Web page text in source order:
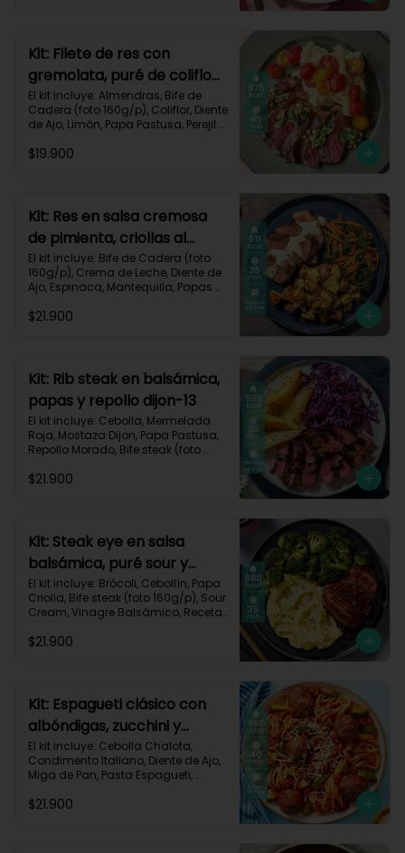
Proteínas 29g
Kit: Filete de res con
gremolata, puré de coliflor
y cherrys-71
El kit incluye: Almendras, Bife de
Cadera (foto 160g/p), Coliflor, Diente
de Ajo, Limón, Papa Pastusa, Perejil
Cherry, Receta Impresa.
$19.900
Kit: Res en salsa cremosa
de pimienta, criollas al
romero y verduras-105
El kit incluye: Bife de Cadera (foto
160g/p), Crema de Leche, Diente de
Ajo, Espinaca, Mantequilla, Papas
Fresco, Zanahoria, Receta Impresa.
$21.900
Kit: Rib steak en balsámica,
papas y repollo dijon-13
El kit incluye: Cebolla, Mermelada
Roja, Mostaza Dijon, Papa Pastusa,
Repollo Morado, Bife steak (foto
Balsámico, Vinagre de Vino Blanco,
Grasas 47g | Proteínas 36g
$21.900
Kit: Steak eye en salsa
balsámica, puré sour y
brócoli-15
El kit incluye: Brócoli, Cebollín, Papa
Criolla, Bife steak (foto 160g/p), Sour
Cream, Vinagre Balsámico, Receta
$21.900
Kit: Espagueti clásico con
albóndigas, zucchini y
parmesano-92
El kit incluye: Cebolla Chalota,
Condimento Italiano, Diente de Ajo,
Miga de Pan, Pasta Espagueti,
Molida (150g/p), Salsa de Tomates
$21.900